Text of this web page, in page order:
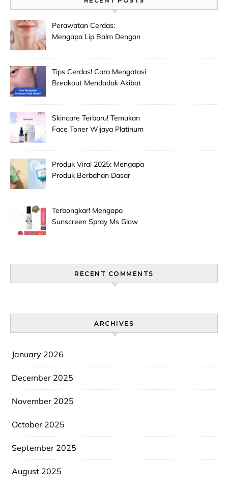
Perawatan Cerdas:
Mengapa Lip Balm Dengan
Kering!
Tips Cerdas! Cara Mengatasi
Breakout Mendadak Akibat
Skincare Terbaru! Temukan
Face Toner Wijaya Platinum
Efektif!
Produk Viral 2025: Mengapa
Produk Berbahan Dasar
Terbongkar! Mengapa
Sunscreen Spray Ms Glow
RECENT COMMENTS
ARCHIVES
January 2026
December 2025
November 2025
October 2025
September 2025
August 2025